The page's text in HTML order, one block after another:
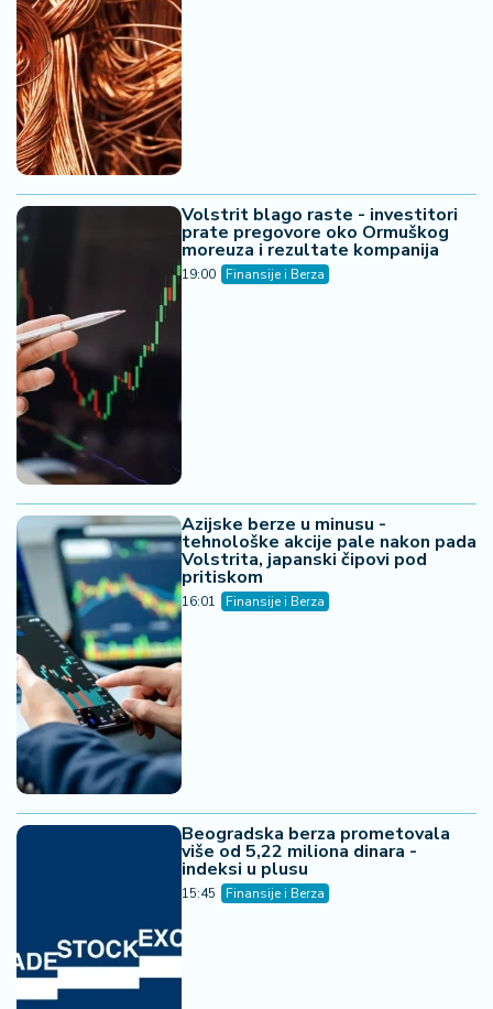
Volstrit blago raste - investitori
prate pregovore oko Ormuškog
moreuza i rezultate kompanija
19:00 Finansije i Berza
Azijske berze u minusu -
tehnološke akcije pale nakon pada
Volstrita, japanski čipovi pod
pritiskom
16:01 Finansije i Berza
Beogradska berza prometovala
više od 5,22 miliona dinara -
indeksi u plusu
15:45 Finansije i Berza